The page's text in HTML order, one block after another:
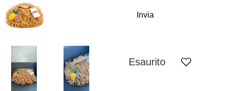
Invia
Esaurito